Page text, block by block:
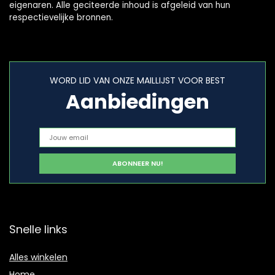
eigenaren. Alle geciteerde inhoud is afgeleid van hun
respectievelijke bronnen.
WORD LID VAN ONZE MAILLIJST VOOR BEST
Aanbiedingen
Snelle links
Alles winkelen